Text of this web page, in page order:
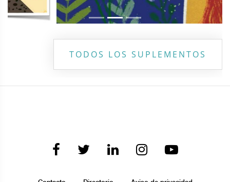
TODOS LOS SUPLEMENTOS